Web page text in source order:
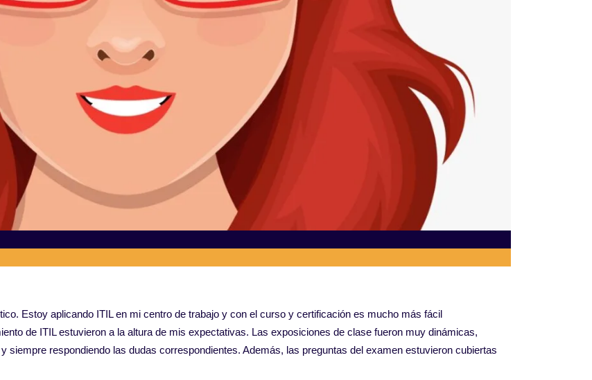
Estoy aplicando ITIL en mi centro de trabajo y con el curso y certificación es mucho más fácil
de ITIL estuvieron a la altura de mis expectativas. Las exposiciones de clase fueron muy dinámicas,
siempre respondiendo las dudas correspondientes. Además, las preguntas del examen estuvieron cubiertas